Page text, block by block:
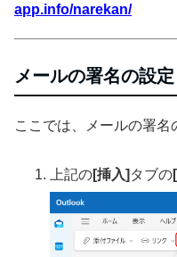
app.info/narekan/
メールの署名の設定
ここでは、メールの署名
上記の[挿入] タブの